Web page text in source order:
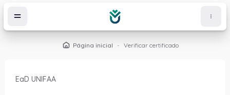
Página inicial Verificar certificado
EaD UNIFAA